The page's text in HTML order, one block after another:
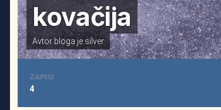
kovačija
Avtor bloga jesilver
ZAPISI
4